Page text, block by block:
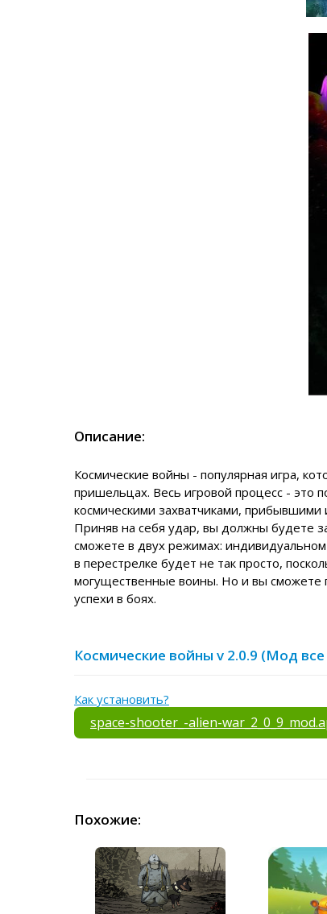
Описание:
Космические войны - популярная игра,
пришельцах. Весь игровой процесс - это
космическими захватчиками, прибывшими
Приняв на себя удар, вы должны будете
сможете в двух режимах:
в перестрелке будет не так просто,
могущественные воины. Но и вы сможете
успехи в боях.
Космические войны v 2.0.9 (Мод
Как установить?
space-shooter_-alien-
Похожие: